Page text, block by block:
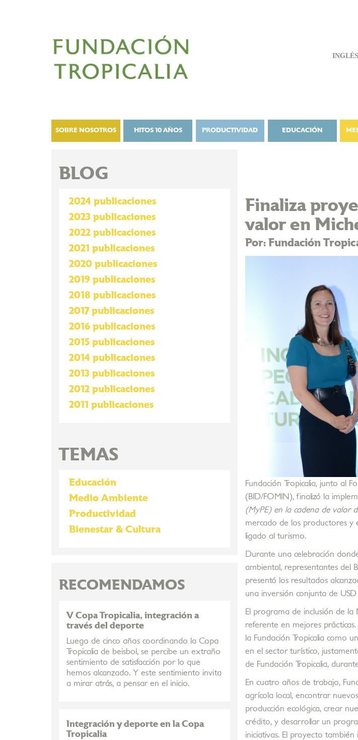
INGLÉS
SOBRE NOSOTROS HITOS 10 AÑOS PRODUCTIVIDAD EDUCACIÓN
Finaliza
valor en
Por: Fundación
Fundación Tropicalia, junto al
(BID/FOMIN), finalizó la
(MyPE) en la cadena de valor
mercado de los productores y
ligado al turismo.
Durante una celebración
ambiental, representantes del
presentó los resultados
una inversión conjunta de
El programa de inclusión de
referente en mejores
la Fundación Tropicalia como
en el sector turístico,
de Fundación Tropicalia,
En cuatro años de trabajo,
agrícola local, encontrar
producción ecológica, crear
crédito, y desarrollar un
iniciativas. El proyecto
BLOG
2024 publicaciones
2023 publicaciones
2022 publicaciones
2021 publicaciones
2020 publicaciones
2019 publicaciones
2018 publicaciones
2017 publicaciones
2016 publicaciones
2015 publicaciones
2014 publicaciones
2013 publicaciones
2012 publicaciones
2011 publicaciones
TEMAS
Educación
Medio Ambiente
Productividad
Bienestar & Cultura
RECOMENDAMOS
V Copa Tropicalia, integración a
través del deporte
Luego de cinco años coordinando la Copa
Tropicalia de beisbol, se percibe un extraño
sentimiento de satisfacción por lo que
hemos alcanzado. Y este sentimiento invita
a mirar atrás, a pensar en el inicio.
Integración y deporte en la Copa
Tropicalia